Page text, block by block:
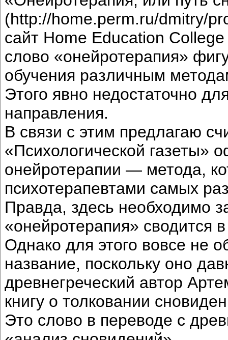
(http://home.perm.ru/dmitry/
сайт Home Education
слово «онейротерапия»
обучения различным
Этого явно недостаточно
направления.
В связи с этим предлагаю
«Психологической
онейротерапии — метода,
психотерапевтами самых
Правда, здесь необходимо
«онейротерапия» сводится
Однако для этого вовсе не
название, поскольку оно
древнегреческий автор
книгу о толковании
Это слово в переводе с